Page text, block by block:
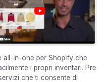
all-in-one per Shopify che
i propri inventari. Pre
che ti consente di